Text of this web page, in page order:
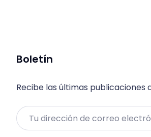
Boletín
Recibe las últimas
Email